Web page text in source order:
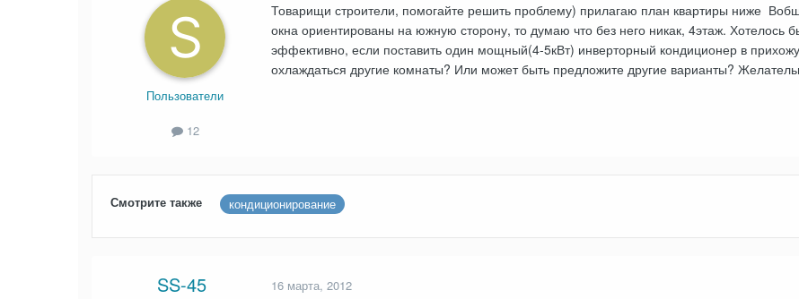
Пользователи
12
Товарищи строители, помогайте решить проблему) прилагаю план квартиры ниже
окна ориентированы на южную сторону, то думаю что без него никак, 4этаж. Хотелось
эффективно, если поставить один мощный(4-5кВт) инверторный кондиционер в
охлаждаться другие комнаты? Или может быть предложите другие варианты?
Смотрите также кондиционирование
SS-45 16 марта, 2012